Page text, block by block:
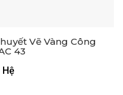
Vẽ Vàng Công
43
Hệ